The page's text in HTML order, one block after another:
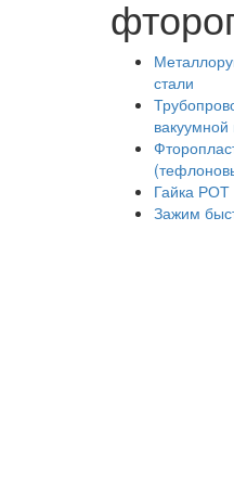
стали
Гайка РОТ
Зажим